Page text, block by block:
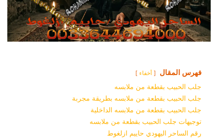
فهرس المقال أخفاء
جلب الحبيب بقطعة من ملابسه
جلب الحبيب بقطعة من ملابسه بطريقة مجربة
جلب الحبيب بقطعة من ملابسه الداخلية
توجيهات جلب الحبيب بقطعة من ملابسه
رقم الساحر اليهودي حاييم ازلغوط